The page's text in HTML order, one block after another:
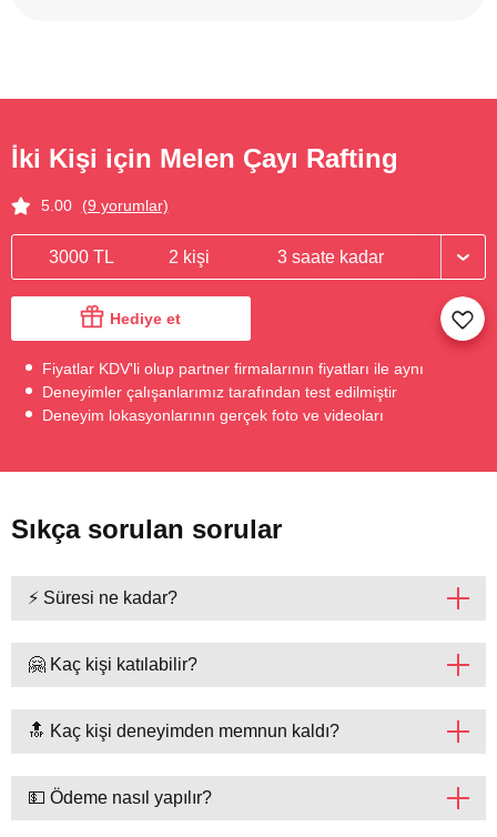
İki Kişi için Melen Çayı Rafting
5.00 (9 yorumlar)
3000 TL 2 kişi 3 saate kadar
Hediye et
Fiyatlar KDV'li olup partner firmalarının fiyatları ile aynı
Deneyimler çalışanlarımız tarafından test edilmiştir
Deneyim lokasyonlarının gerçek foto ve videoları
Sıkça sorulan sorular
⚡ Süresi ne kadar?
🤗 Kaç kişi katılabilir?
🔝 Kaç kişi deneyimden memnun kaldı?
💵 Ödeme nasıl yapılır?